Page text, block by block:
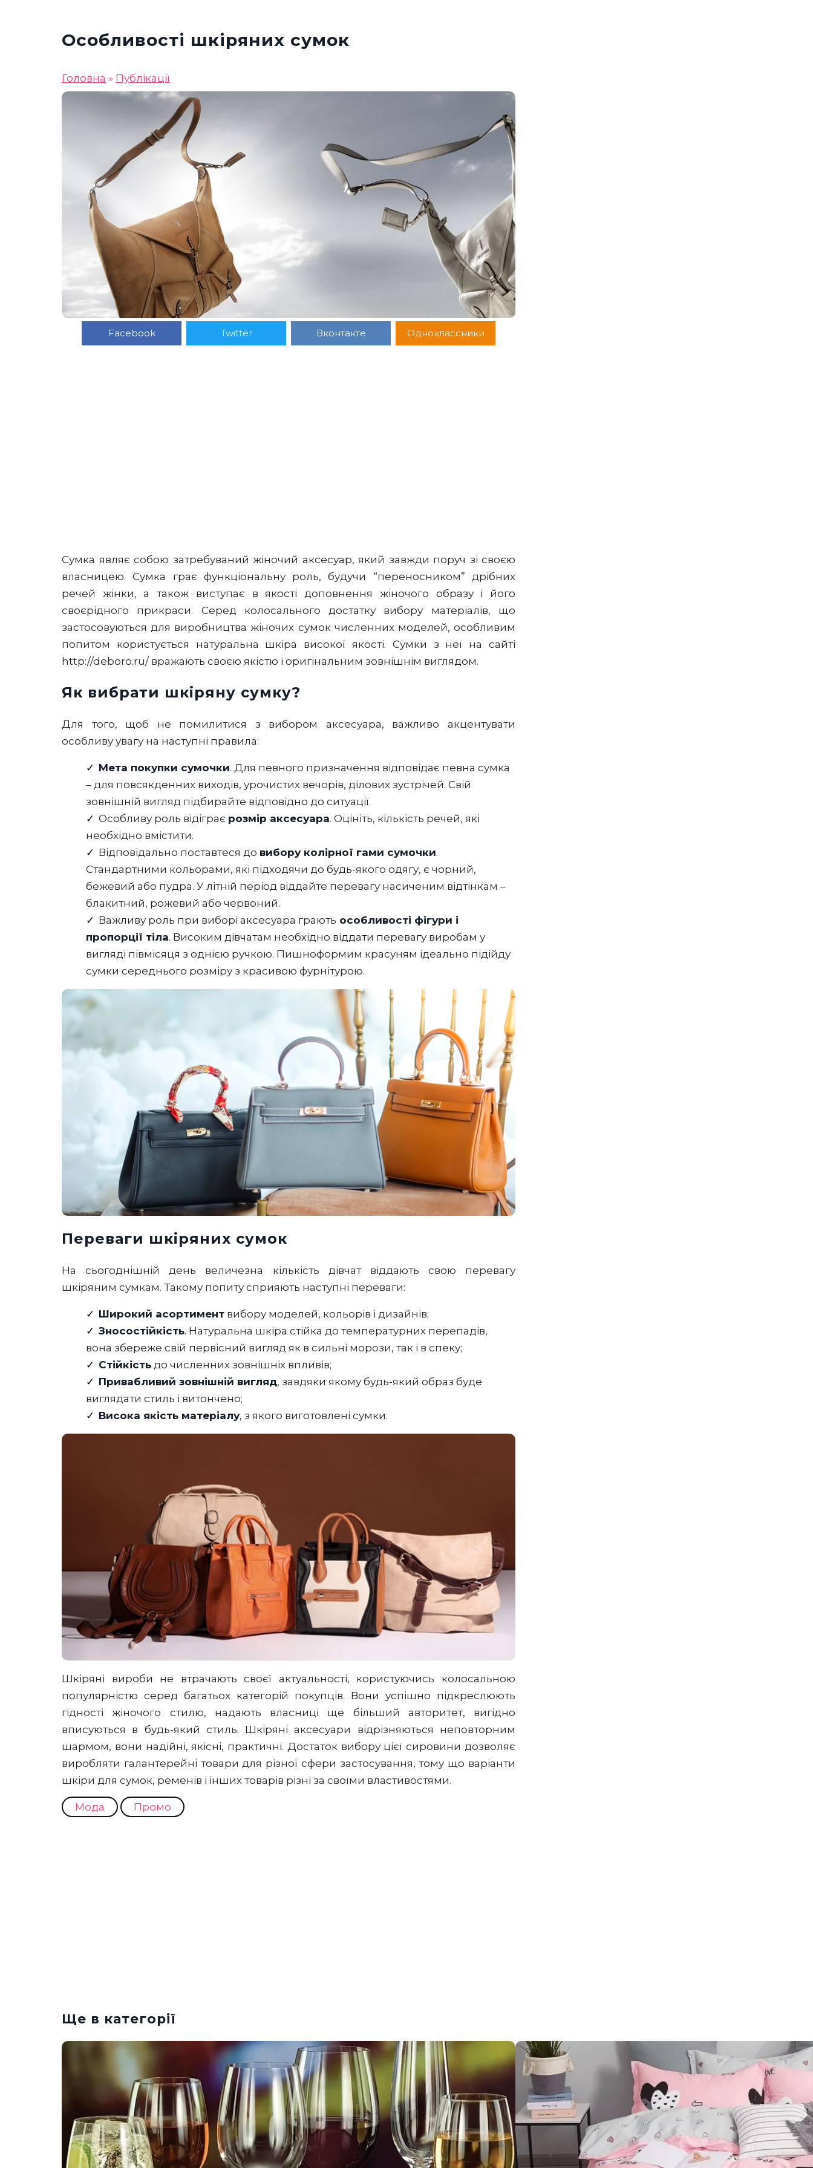
Особливості шкіряних сумок
Головна » Публікації
Facebook Twitter Вконтакте Одноклассники
Сумка являє собою затребуваний жіночий аксесуар, який завжди поруч зі своєю
власницею. Сумка грає функціональну роль, будучи “переносником” дрібних
речей жінки, а також виступає в якості доповнення жіночого образу і його
своєрідного прикраси. Серед колосального достатку вибору матеріалів, що
застосовуються для виробництва жіночих сумок численних моделей, особливим
попитом користується натуральна шкіра високої якості. Сумки з неї на сайті
http://deboro.ru/ вражають своєю якістю і оригінальним зовнішнім виглядом.
Як вибрати шкіряну сумку?
Для того, щоб не помилитися з вибором аксесуара, важливо акцентувати
особливу увагу на наступні правила:
Мета покупки сумочки. Для певного призначення відповідає певна сумка
– для повсякденних виходів, урочистих вечорів, ділових зустрічей. Свій
зовнішній вигляд підбирайте відповідно до ситуації.
Особливу роль відіграє розмір аксесуара. Оцініть, кількість речей, які
необхідно вмістити.
Відповідально поставтеся до вибору колірної гами сумочки.
Стандартними кольорами, які підходячи до будь-якого одягу, є чорний,
бежевий або пудра. У літній період віддайте перевагу насиченим відтінкам –
блакитний, рожевий або червоний.
Важливу роль при виборі аксесуара грають особливості фігури і
пропорції тіла. Високим дівчатам необхідно віддати перевагу виробам у
вигляді півмісяця з однією ручкою. Пишноформим красуням ідеально підійду
сумки середнього розміру з красивою фурнітурою.
Переваги шкіряних сумок
На сьогоднішній день величезна кількість дівчат віддають свою перевагу
шкіряним сумкам. Такому попиту сприяють наступні переваги:
Широкий асортимент вибору моделей, кольорів і дизайнів;
Зносостійкість. Натуральна шкіра стійка до температурних перепадів,
вона збереже свій первісний вигляд як в сильні морози, так і в спеку;
Стійкість до численних зовнішніх впливів;
Привабливий зовнішній вигляд, завдяки якому будь-який образ буде
виглядати стиль і витончено;
Висока якість матеріалу, з якого виготовлені сумки.
Шкіряні вироби не втрачають своєї актуальності, користуючись колосальною
популярністю серед багатьох категорій покупців. Вони успішно підкреслюють
гідності жіночого стилю, надають власниці ще більший авторитет, вигідно
вписуються в будь-який стиль. Шкіряні аксесуари відрізняються неповторним
шармом, вони надійні, якісні, практичні. Достаток вибору цієї сировини дозволяє
виробляти галантерейні товари для різної сфери застосування, тому що варіанти
шкіри для сумок, ременів і інших товарів різні за своїми властивостями.
Мода Промо
Ще в категорії